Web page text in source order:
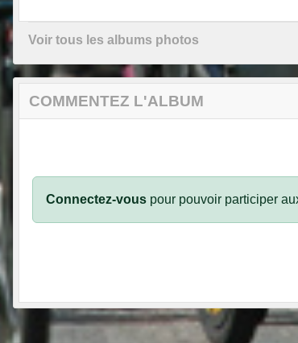
Voir tous les albums photos
COMMENTEZ L'ALBUM
Connectez-vous pour pouvoir participer